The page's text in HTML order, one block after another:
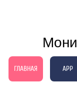
ГЛАВНАЯ APP